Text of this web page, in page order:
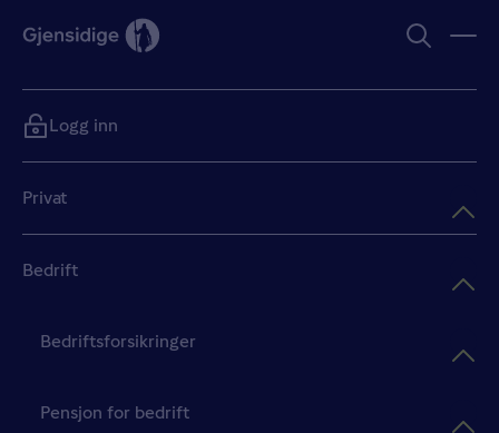
Privat
Bedrift
Bedriftsforsikringer
Pensjon for bedrift
Logg inn